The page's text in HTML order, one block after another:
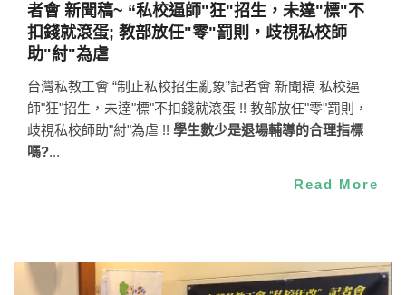
者會 新聞稿~ “私校逼師"狂"招生，未達"標"不
扣錢就滾蛋; 教部放任"零"罰則，歧視私校師
助"紂"為虐
台灣私教工會 “制止私校招生亂象”記者會 新聞稿 私校逼
師"狂"招生，未達"標"不扣錢就滾蛋 !! 教部放任"零"罰則，
歧視私校師助"紂"為虐 !! 學生數少是退場輔導的合理指標
嗎?...
Read More